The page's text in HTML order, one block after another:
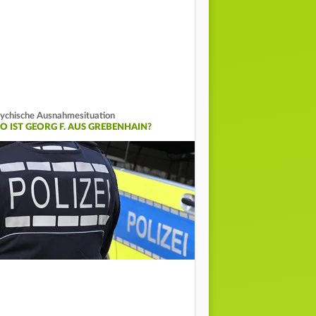
Ausnahmesituation
IST GEORG F. AUS GREBENHAIN?